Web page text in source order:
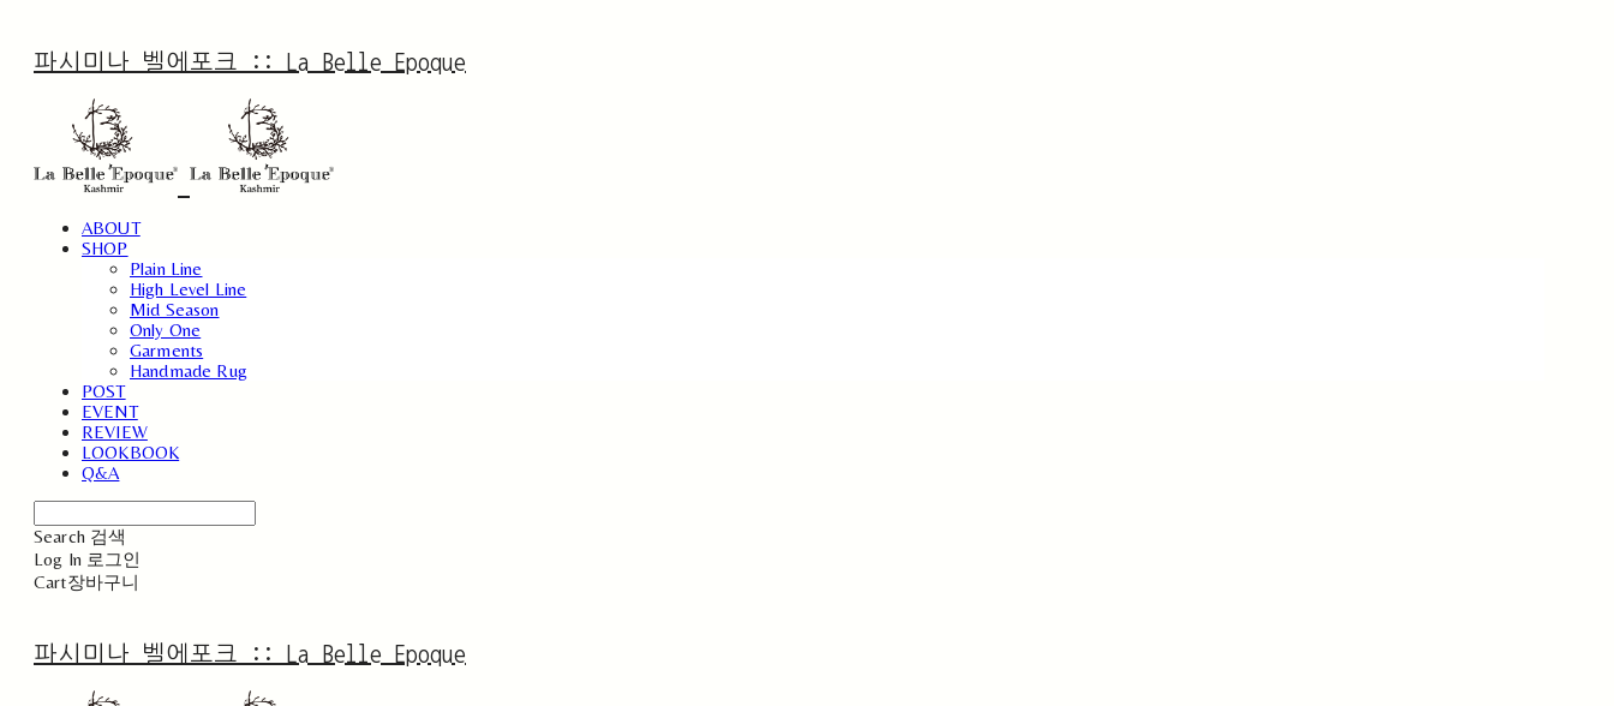
파시미나 벨에포크 :: La Belle Epoque
ABOUT
SHOP
Plain Line
High Level Line
Mid Season
Only One
Garments
Handmade Rug
POST
EVENT
REVIEW
LOOKBOOK
Q&A
Search 검색
Log In 로그인
Cart장바구니
파시미나 벨에포크 :: La Belle Epoque